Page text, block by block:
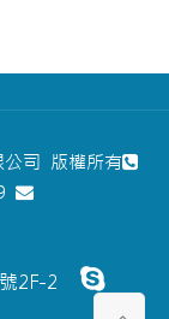
司 版權所有
2F-2